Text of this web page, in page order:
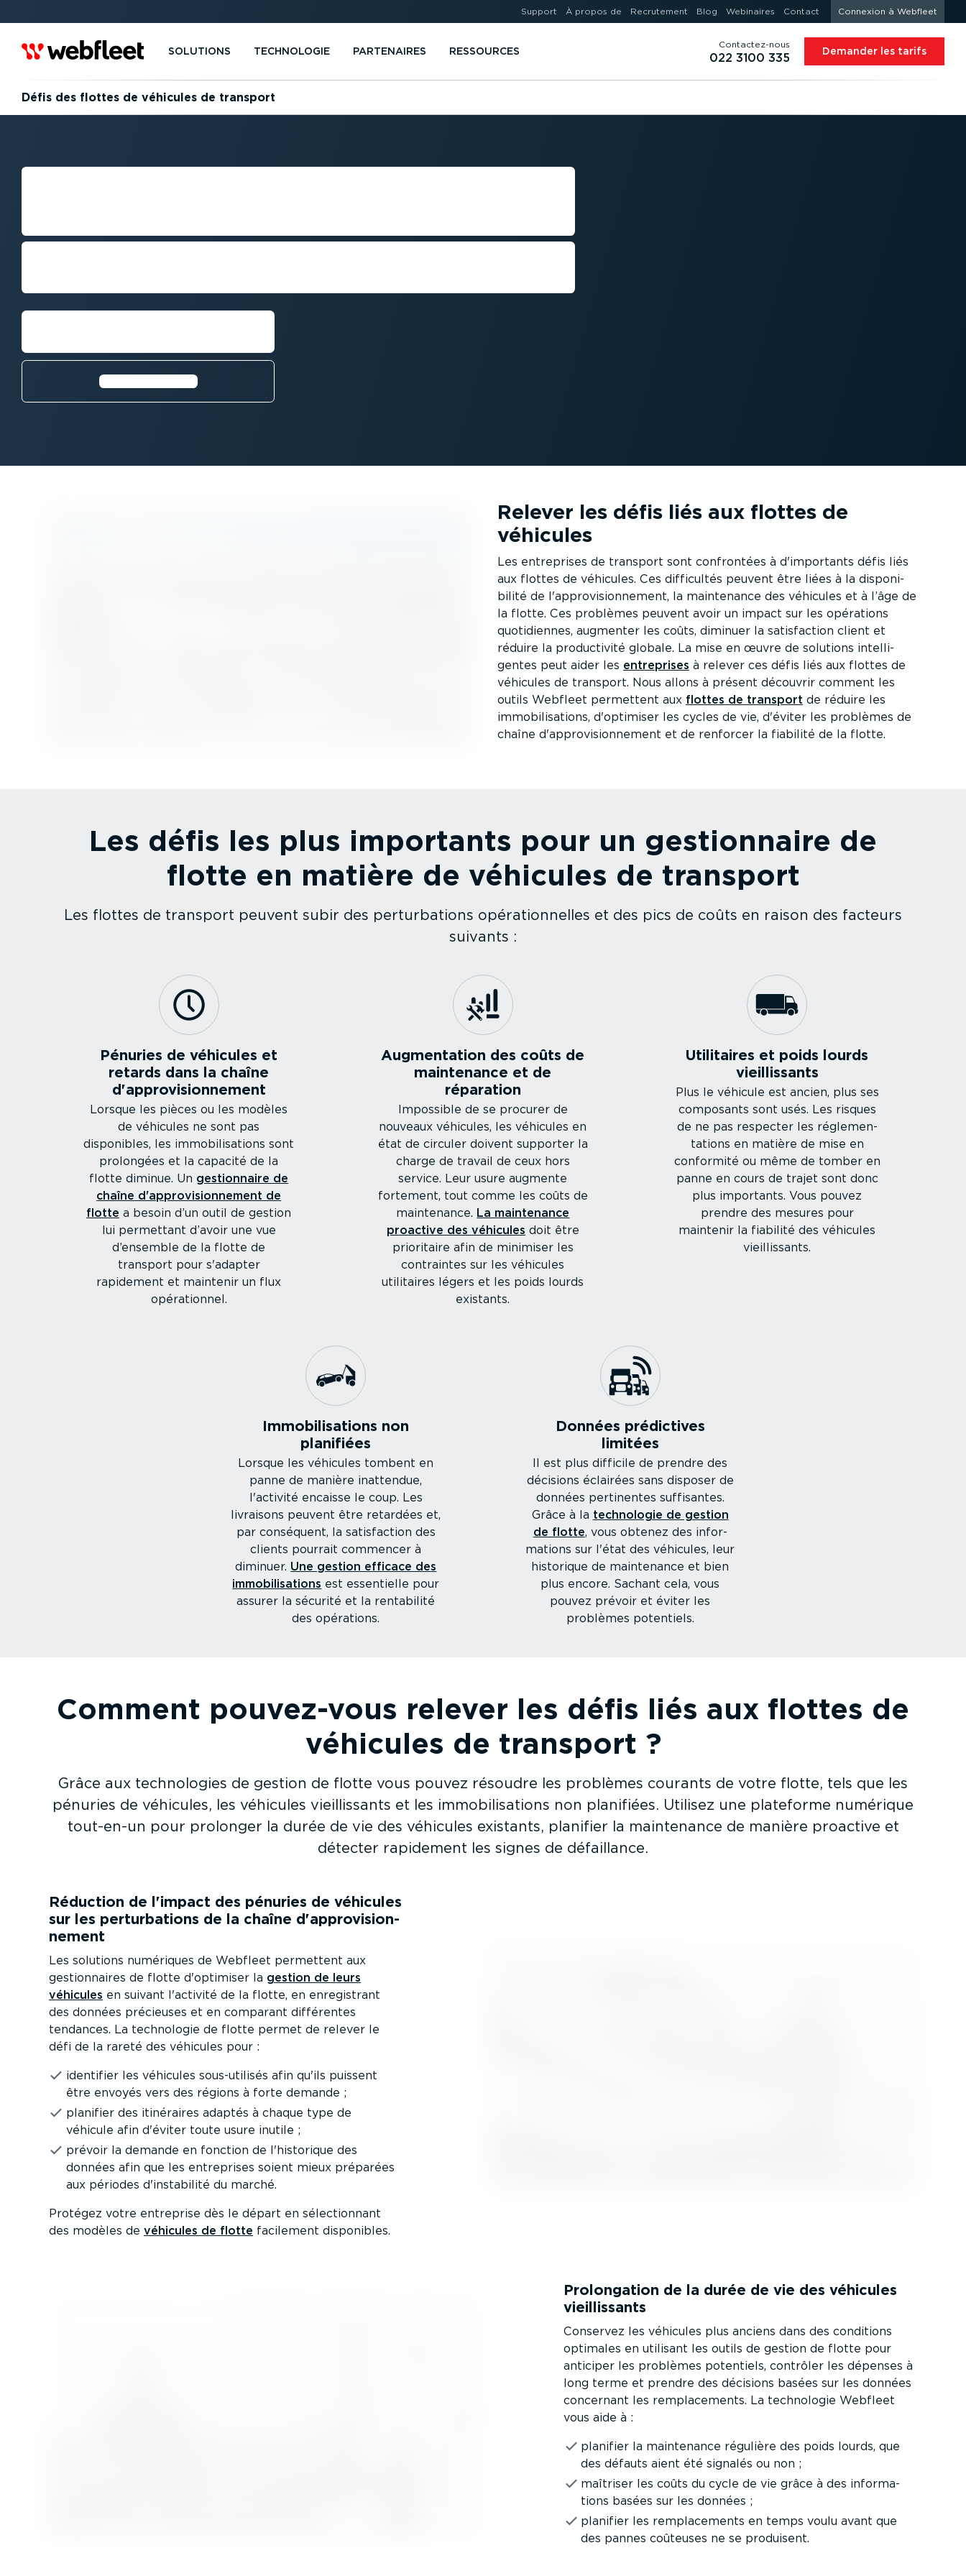
Support À propos de Recrutement Blog Webinaires Contact Connexion à Webfleet
SOLUTIONS TECHNOLOGIE PARTENAIRES RESSOURCES
Contac­tez-nous
022 3100 335 Demander les tarifs
Défis des flottes de véhicules de transport
DÉFIS DES FLOTTES DE
En savoir plus⁠
Relever les défis liés aux flottes de
véhicules
Les entreprises de transport sont confrontées à d'importants défis liés
aux flottes de véhicules. Ces difficultés peuvent être liées à la dispo­ni­
bilité de l'appro­vi­sion­nement, la maintenance des véhicules et à l’âge de
la flotte. Ces problèmes peuvent avoir un impact sur les opérations
quoti­diennes, augmenter les coûts, diminuer la satis­faction client et
réduire la produc­tivité globale. La mise en œuvre de solutions intel­li­
gentes peut aider les entreprises à relever ces défis liés aux flottes de
véhicules de transport. Nous allons à présent découvrir comment les
outils Webfleet permettent aux flottes de transport de réduire les
immobi­li­sa­tions, d'optimiser les cycles de vie, d'éviter les problèmes de
chaîne d'appro­vi­sion­nement et de renforcer la fiabilité de la flotte.
Les défis les plus importants pour un gestion­naire de
flotte en matière de véhicules de transport
Les flottes de transport peuvent subir des pertur­ba­tions opéra­tion­nelles et des pics de coûts en raison des facteurs
suivants :
Pénuries de véhicules et
retards dans la chaîne
d'appro­vi­sion­nement
Lorsque les pièces ou les modèles
de véhicules ne sont pas
disponibles, les immobi­li­sa­tions sont
prolongées et la capacité de la
flotte diminue. Un gestion­naire de
chaîne d'appro­vi­sion­nement de
flotte a besoin d’un outil de gestion
lui permettant d’avoir une vue
d’ensemble de la flotte de
transport pour s'adapter
rapidement et maintenir un flux
opéra­tionnel.
Augmen­tation des coûts de
maintenance et de
réparation
Impossible de se procurer de
nouveaux véhicules, les véhicules en
état de circuler doivent supporter la
charge de travail de ceux hors
service. Leur usure augmente
fortement, tout comme les coûts de
maintenance. La maintenance
proactive des véhicules doit être
prioritaire afin de minimiser les
contraintes sur les véhicules
utilitaires légers et les poids lourds
existants.
Utilitaires et poids lourds
vieillis­sants
Plus le véhicule est ancien, plus ses
composants sont usés. Les risques
de ne pas respecter les régle­men­
ta­tions en matière de mise en
conformité ou même de tomber en
panne en cours de trajet sont donc
plus importants. Vous pouvez
prendre des mesures pour
maintenir la fiabilité des véhicules
vieillis­sants.
Immobi­li­sa­tions non
planifiées
Lorsque les véhicules tombent en
panne de manière inattendue,
l'activité encaisse le coup. Les
livraisons peuvent être retardées et,
par conséquent, la satis­faction des
clients pourrait commencer à
diminuer. Une gestion efficace des
immobi­li­sa­tions est essentielle pour
assurer la sécurité et la rentabilité
des opérations.
Données prédictives
limitées
Il est plus difficile de prendre des
décisions éclairées sans disposer de
données pertinentes suffisantes.
Grâce à la technologie de gestion
de flotte, vous obtenez des infor­
ma­tions sur l'état des véhicules, leur
historique de maintenance et bien
plus encore. Sachant cela, vous
pouvez prévoir et éviter les
problèmes potentiels.
Comment pouvez-vous relever les défis liés aux flottes de
véhicules de transport ?
Grâce aux techno­logies de gestion de flotte vous pouvez résoudre les problèmes courants de votre flotte, tels que les
pénuries de véhicules, les véhicules vieillis­sants et les immobi­li­sa­tions non planifiées. Utilisez une plateforme numérique
tout-en-un pour prolonger la durée de vie des véhicules existants, planifier la maintenance de manière proactive et
détecter rapidement les signes de défaillance.
Réduction de l'impact des pénuries de véhicules
sur les pertur­ba­tions de la chaîne d'appro­vi­sion­
nement
Les solutions numériques de Webfleet permettent aux
gestion­naires de flotte d'optimiser la gestion de leurs
véhicules en suivant l'activité de la flotte, en enregis­trant
des données précieuses et en comparant différentes
tendances. La technologie de flotte permet de relever le
défi de la rareté des véhicules pour :
identifier les véhicules sous-u­ti­lisés afin qu'ils puissent
être envoyés vers des régions à forte demande ;
planifier des itinéraires adaptés à chaque type de
véhicule afin d'éviter toute usure inutile ;
prévoir la demande en fonction de l'historique des
données afin que les entreprises soient mieux préparées
aux périodes d'instabilité du marché.
Protégez votre entreprise dès le départ en sélec­tionnant
des modèles de véhicules de flotte facilement disponibles.
Prolon­gation de la durée de vie des véhicules
vieillis­sants
Conservez les véhicules plus anciens dans des conditions
optimales en utilisant les outils de gestion de flotte pour
anticiper les problèmes potentiels, contrôler les dépenses à
long terme et prendre des décisions basées sur les données
concernant les rempla­ce­ments. La technologie Webfleet
vous aide à :
planifier la maintenance régulière des poids lourds, que
des défauts aient été signalés ou non ;
maîtriser les coûts du cycle de vie grâce à des infor­ma­
tions basées sur les données ;
planifier les rempla­ce­ments en temps voulu avant que
des pannes coûteuses ne se produisent.